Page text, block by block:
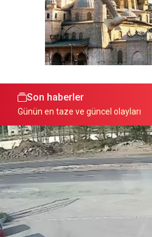
Son haberler
Günün en taze ve güncel olayları